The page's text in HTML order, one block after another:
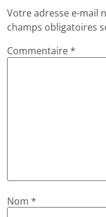
Votre adresse e-mail
champs obligatoires
Commentaire*
Nom*